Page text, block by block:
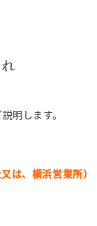
明します。
は、横浜営業所）